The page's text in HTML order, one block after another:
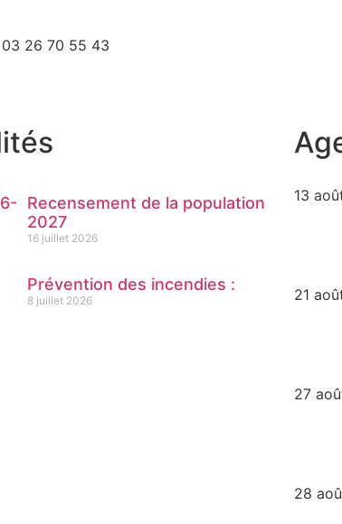
03 26 70 55 43
Recensement de la population
2027
16 juillet 2026
Prévention des incendies :
8 juillet 2026
13
21
27
28